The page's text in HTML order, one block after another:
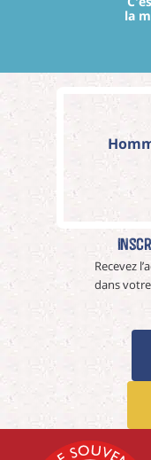
la
Recevez
dans